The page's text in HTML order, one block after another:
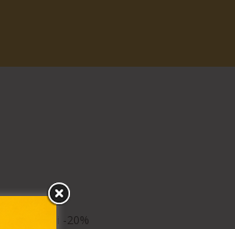
további -20%